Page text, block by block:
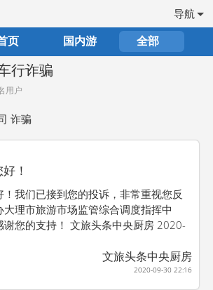
导航
页 国内游 全部
行诈骗
用户
诈骗
！
！我们已接到您的投诉，非常重视您反
理市旅游市场监管综合调度指挥中
谢您的支持！ 文旅头条中央厨房 2020-
文旅头条中央厨房
2020-09-30 22:16